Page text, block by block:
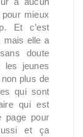
mieux
Et c’est
mais elle a
doute
les jeunes
plus de
qui sont
qui est
page pour
et ça